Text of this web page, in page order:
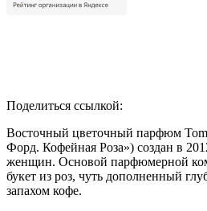
Поделиться ссылкой:
Восточный цветочный парфюм
Форд. Кофейная Роза») создан в
женщин. Основой парфюмерной
букет из роз, чуть дополненный
запахом кофе.